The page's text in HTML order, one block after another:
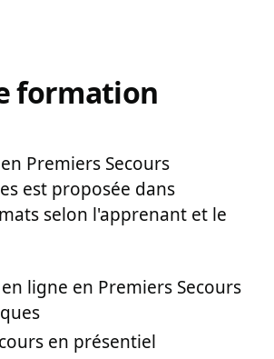
Premiers Secours
formation
Premiers Secours
est proposée dans
selon l'apprenant et le
ligne en Premiers Secours
en présentiel